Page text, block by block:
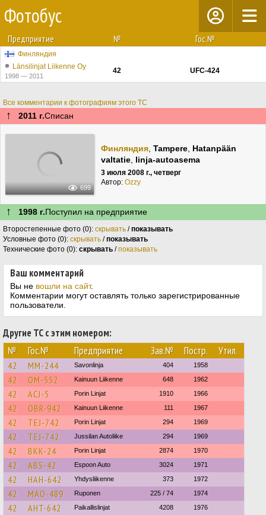
Фотобус
Предприятие № Гос.№
Финляндия
Länsilinjat Liikenne Oy
1998 — 2011
42 UFC-424
Все комментарии к фотографиям этого ТС
↑ 2011 г.Списан
699
Финляндия, Tampere, Hatanpään
valtatie, linja-autoasema
3 июля 2008 г., четверг
Автор: Ozzy
↑ 1998 г.Поступил на предприятие
Второстепенные фото (0): скрывать /показывать
Условные фото (0): скрывать /показывать
Технические фото (0): скрывать /показывать
Ваш комментарий
Вы не вошли на сайт.
Комментарии могут оставлять только зарегистрированные
пользователи.
Другие ТС с этим номером:
№
Гос.№ Предприятие Зав.№ Постр. Утил.
42 MM-244 Savonlinja 404 1958
42 OM-552 Kainuun Liikenne 648 1962
42 ACJ-5 Porin Linjat 1910 1966
42 OBR-942 Kainuun Liikenne 111 1967
42 TEJ-742 Porin Linjat 294 1969
42 TEJ-742 Jussilan Autoliike 294 1969
42 BKK-24 Porin Linjat 2874 1970
42 ABS-42 Espoon Auto 3024 1971
42 HAH-642 Yhdysliikenne 373 1972
42 MAO-489 Ruponen 225 / 74 1974
42 AHT-642 Paikallislinjat 4208 1976